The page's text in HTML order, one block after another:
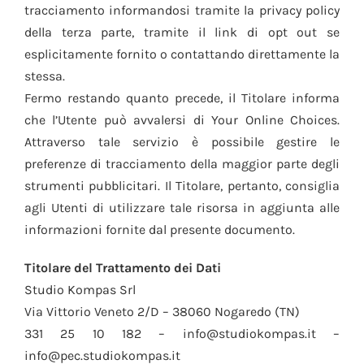
tracciamento informandosi tramite la privacy policy
della terza parte, tramite il link di opt out se
esplicitamente fornito o contattando direttamente la
stessa.
Fermo restando quanto precede, il Titolare informa
che l’Utente può avvalersi di Your Online Choices.
Attraverso tale servizio è possibile gestire le
preferenze di tracciamento della maggior parte degli
strumenti pubblicitari. Il Titolare, pertanto, consiglia
agli Utenti di utilizzare tale risorsa in aggiunta alle
informazioni fornite dal presente documento.
Titolare del Trattamento dei Dati
Studio Kompas Srl
Via Vittorio Veneto 2/D – 38060 Nogaredo (TN)
331 25 10 182 – info@studiokompas.it –
info@pec.studiokompas.it